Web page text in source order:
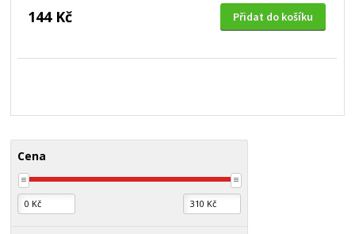
144 Kč Přidat do košíku
Cena